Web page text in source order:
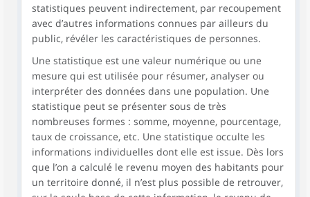
statistiques peuvent indirectement, par recoupement
avec d’autres informations connues par ailleurs du
public, révéler les caractéristiques de personnes.
Une statistique est une valeur numérique ou une
mesure qui est utilisée pour résumer, analyser ou
interpréter des données dans une population. Une
statistique peut se présenter sous de très
nombreuses formes : somme, moyenne, pourcentage,
taux de croissance, etc. Une statistique occulte les
informations individuelles dont elle est issue. Dès lors
que l’on a calculé le revenu moyen des habitants pour
un territoire donné, il n’est plus possible de retrouver,